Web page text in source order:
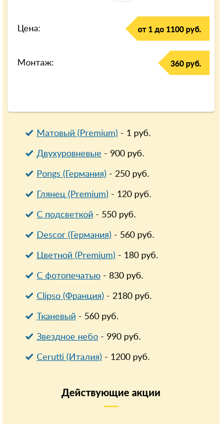
Цена: от 1 до 1100 руб.
Монтаж: 360 руб.
Матовый (Premium) - 1руб.
Двухуровневые - 900руб.
Pongs (Германия) - 250руб.
Глянец (Premium) - 120руб.
С подсветкой- 550руб.
Descor (Германия) - 560руб.
Цветной (Premium) - 180руб.
С фотопечатью- 830руб.
Clipso (Франция) - 2180руб.
Тканевый- 560руб.
Звездное небо- 990руб.
Cerutti (Италия) - 1200руб.
Действующие акции